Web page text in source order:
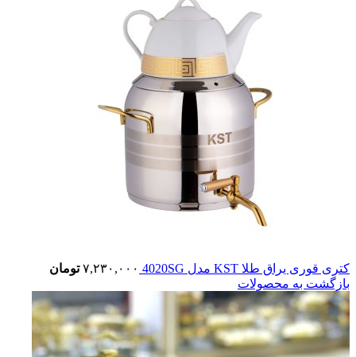
کتری قوری یراق طلا KST مدل 4020SG ۷,۲۳۰,۰۰۰ تومان
بازگشت به محصولات